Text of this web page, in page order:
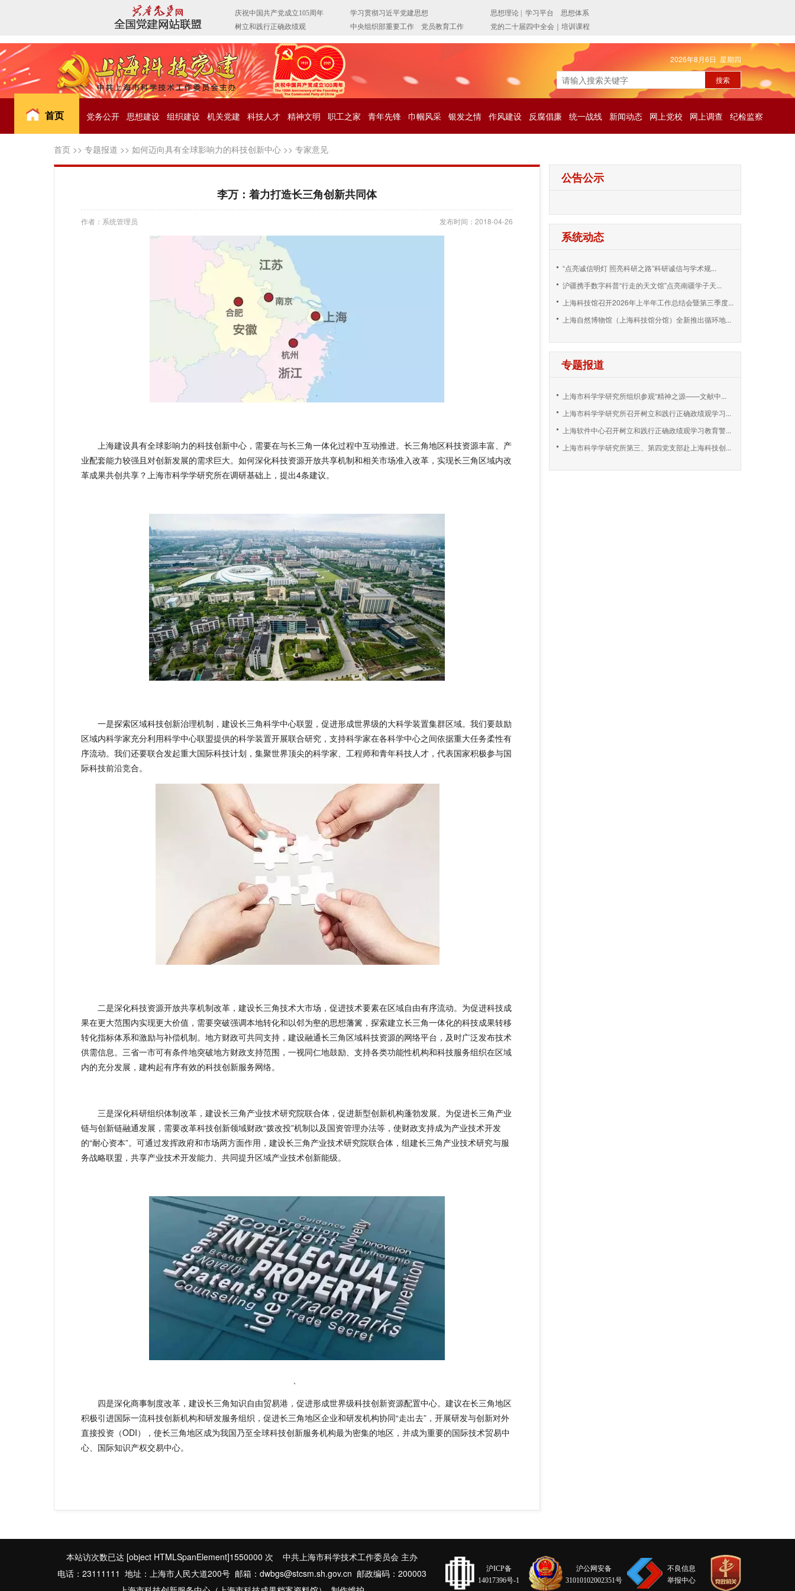
2026年8月6日 星期四
首页 党务公开 思想建设 组织建设 机关党建 科技人才 精神文明 职工之家 青年先锋 巾帼风采 银发之情 作风建设 反腐倡廉 统一战线 新闻动态 网上党校 网上调查 纪检监察
首页 >> 专题报道 >> 如何迈向具有全球影响力的科技创新中心 >> 专家意见
李万：着力打造长三角创新共同体
作者：系统管理员 发布时间：2018-04-26
上海建设具有全球影响力的科技创新中心，需要在与长三角一体化过程中互动推进。长三角地区科技资源丰富、产
业配套能力较强且对创新发展的需求巨大。如何深化科技资源开放共享机制和相关市场准入改革，实现长三角区域内改
革成果共创共享？上海市科学学研究所在调研基础上，提出4条建议。
一是探索区域科技创新治理机制，建设长三角科学中心联盟，促进形成世界级的大科学装置集群区域。我们要鼓励
区域内科学家充分利用科学中心联盟提供的科学装置开展联合研究，支持科学家在各科学中心之间依据重大任务柔性有
序流动。我们还要联合发起重大国际科技计划，集聚世界顶尖的科学家、工程师和青年科技人才，代表国家积极参与国
际科技前沿竞合。
二是深化科技资源开放共享机制改革，建设长三角技术大市场，促进技术要素在区域自由有序流动。为促进科技成
果在更大范围内实现更大价值，需要突破强调本地转化和以邻为壑的思想藩篱，探索建立长三角一体化的科技成果转移
转化指标体系和激励与补偿机制。地方财政可共同支持，建设融通长三角区域科技资源的网络平台，及时广泛发布技术
供需信息。三省一市可有条件地突破地方财政支持范围，一视同仁地鼓励、支持各类功能性机构和科技服务组织在区域
内的充分发展，建构起有序有效的科技创新服务网络。
三是深化科研组织体制改革，建设长三角产业技术研究院联合体，促进新型创新机构蓬勃发展。为促进长三角产业
链与创新链融通发展，需要改革科技创新领域财政“拨改投”机制以及国资管理办法等，使财政支持成为产业技术开发
的“耐心资本”。可通过发挥政府和市场两方面作用，建设长三角产业技术研究院联合体，组建长三角产业技术研究与服
务战略联盟，共享产业技术开发能力、共同提升区域产业技术创新能级。
、
四是深化商事制度改革，建设长三角知识自由贸易港，促进形成世界级科技创新资源配置中心。建议在长三角地区
积极引进国际一流科技创新机构和研发服务组织，促进长三角地区企业和研发机构协同“走出去”，开展研发与创新对外
直接投资（ODI），使长三角地区成为我国乃至全球科技创新服务机构最为密集的地区，并成为重要的国际技术贸易中
心、国际知识产权交易中心。
公告公示
系统动态
“点亮诚信明灯 照亮科研之路”科研诚信与学术规...
沪疆携手数字科普“行走的天文馆”点亮南疆学子天...
上海科技馆召开2026年上半年工作总结会暨第三季度...
上海自然博物馆（上海科技馆分馆）全新推出循环地...
专题报道
上海市科学学研究所组织参观“精神之源——文献中...
上海市科学学研究所召开树立和践行正确政绩观学习...
上海软件中心召开树立和践行正确政绩观学习教育警...
上海市科学学研究所第三、第四党支部赴上海科技创...
不良信息
举报中心
沪公网安备
31010102002351号
沪ICP备
14017396号-1
本站访次数已达 [object HTMLSpanElement]1550000 次 中共上海市科学技术工作委员会 主办
电话：23111111 地址：上海市人民大道200号 邮箱：dwbgs@stcsm.sh.gov.cn 邮政编码：200003